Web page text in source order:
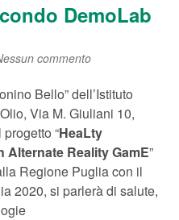
DemoLab
commento
Bello” dell’Istituto
Via M. Giuliani 10,
“HeaLty
Reality GamE”
Regione Puglia con il
2020, si parlerà di salute,